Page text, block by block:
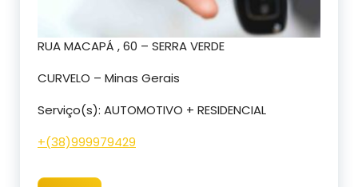
RUA MACAPÁ , 60 – SERRA VERDE
CURVELO – Minas Gerais
Serviço(s): AUTOMOTIVO + RESIDENCIAL
+(38)999979429